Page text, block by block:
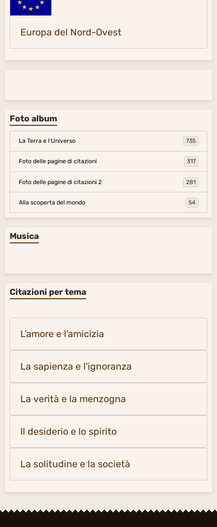
Europa del Nord-Ovest
Foto album
La Terra e l'Universo 735
Foto delle pagine di citazioni 317
Foto delle pagine di citazioni 2 281
Alla scoperta del mondo 54
Musica
Citazioni per tema
L'amore e l'amicizia
La sapienza e l'ignoranza
La verità e la menzogna
Il desiderio e lo spirito
La solitudine e la società